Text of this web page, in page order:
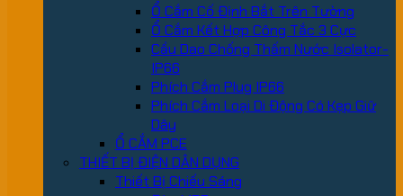
Ổ Cắm Cố Định Bắt Trên Tường
Ổ Cắm Kết Hợp Công Tắc 3 Cực
Cầu Dao Chống Thấm Nước Isolator-
IP66
Phích Cắm Plug IP66
Phích Cắm Loại Di Động Có Kẹp Giữ
Dây
Ổ CẮM PCE
THIẾT BỊ ĐIỆN DÂN DỤNG
Thiết Bị Chiếu Sáng